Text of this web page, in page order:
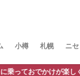
小樽 札幌 ニセ
なる観光情報サイト